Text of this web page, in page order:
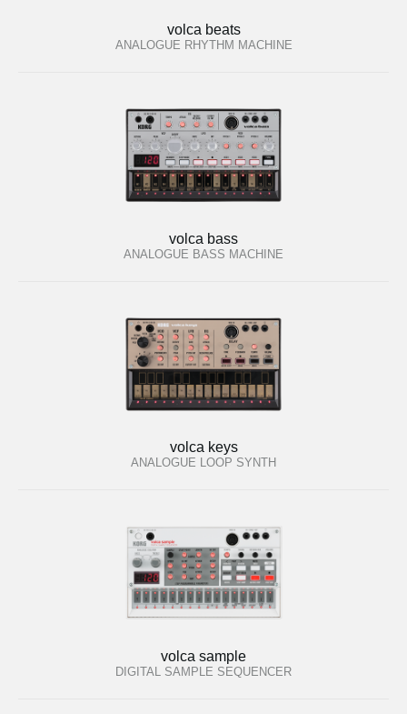
volca beats
ANALOGUE RHYTHM MACHINE
volca bass
ANALOGUE BASS MACHINE
volca keys
ANALOGUE LOOP SYNTH
volca sample
DIGITAL SAMPLE SEQUENCER